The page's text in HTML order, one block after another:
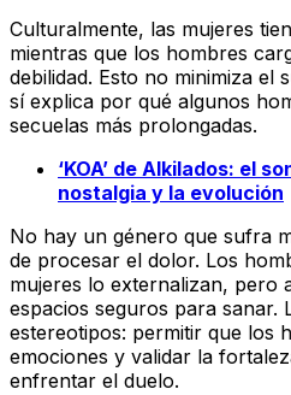
Culturalmente, las mujeres
mientras que los hombres
debilidad. Esto no minimiza el
sí explica por qué algunos
secuelas más prolongadas.
‘KOA’ de Alkilados: el
nostalgia y la evolución
No hay un género que sufra
de procesar el dolor. Los
mujeres lo externalizan, pero
espacios seguros para sanar.
estereotipos: permitir que los
emociones y validar la
enfrentar el duelo.